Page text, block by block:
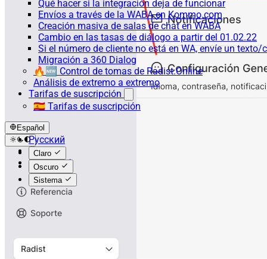
Qué hacer si la integración deja de funcionar
Envíos a través de la WABA en Kommo.com
Creación masiva de salas de chat en WABA
Cambio en las tasas de diálogo a partir del 01.02.22
Si el número de cliente no está en WA, envíe un
Migración a 360 Dialog
🔥🆕 Control de tomas de Radist.Online
Análisis de extremo a extremo
Tarifas de suscripción
🇪🇸 Tarifas de suscripción
Español
Русский
English
Español
Claro
Oscuro
Sistema